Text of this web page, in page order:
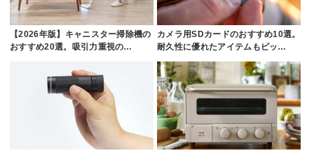
【2026年版】キャニスター掃除機の
おすすめ20選。吸引力重視の…
カメラ用SDカードのおすすめ10選。
耐久性に優れたアイテムもピッ…